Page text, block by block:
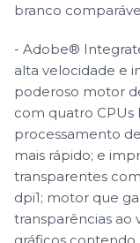
branco
- Adobe®
alta velocidade e
poderoso motor
com quatro CPUs
processamento
mais rápido; e
transparentes
dpi1; motor que
transparências ao